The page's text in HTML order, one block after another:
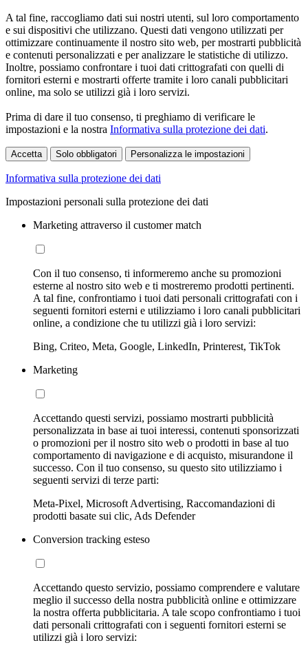
A tal fine, raccogliamo dati sui nostri utenti, sul loro comportamento
e sui dispositivi che utilizzano. Questi dati vengono utilizzati per
ottimizzare continuamente il nostro sito web, per mostrarti pubblicità
e contenuti personalizzati e per analizzare le statistiche di utilizzo.
Inoltre, possiamo confrontare i tuoi dati crittografati con quelli di
fornitori esterni e mostrarti offerte tramite i loro canali pubblicitari
online, ma solo se utilizzi già i loro servizi.
Prima di dare il tuo consenso, ti preghiamo di verificare le
impostazioni e la nostra Informativa sulla protezione dei dati.
Accetta Solo obbligatori Personalizza le impostazioni
Informativa sulla protezione dei dati
Impostazioni personali sulla protezione dei dati
Marketing attraverso il customer match
Con il tuo consenso, ti informeremo anche su promozioni
esterne al nostro sito web e ti mostreremo prodotti pertinenti.
A tal fine, confrontiamo i tuoi dati personali crittografati con i
seguenti fornitori esterni e utilizziamo i loro canali pubblicitari
online, a condizione che tu utilizzi già i loro servizi:
Bing, Criteo, Meta, Google, LinkedIn, Printerest, TikTok
Marketing
Accettando questi servizi, possiamo mostrarti pubblicità
personalizzata in base ai tuoi interessi, contenuti sponsorizzati
o promozioni per il nostro sito web o prodotti in base al tuo
comportamento di navigazione e di acquisto, misurandone il
successo. Con il tuo consenso, su questo sito utilizziamo i
seguenti servizi di terze parti:
Meta-Pixel, Microsoft Advertising, Raccomandazioni di
prodotti basate sui clic, Ads Defender
Conversion tracking esteso
Accettando questo servizio, possiamo comprendere e valutare
meglio il successo della nostra pubblicità online e ottimizzare
la nostra offerta pubblicitaria. A tale scopo confrontiamo i tuoi
dati personali crittografati con i seguenti fornitori esterni se
utilizzi già i loro servizi: